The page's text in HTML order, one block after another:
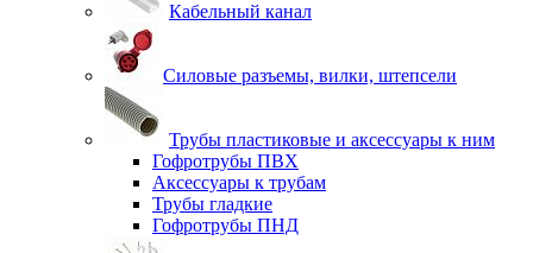
Кабельный канал
Силовые разъемы, вилки, штепсели
Трубы пластиковые и аксессуары к ним
Гофротрубы ПВХ
Аксессуары к трубам
Трубы гладкие
Гофротрубы ПНД